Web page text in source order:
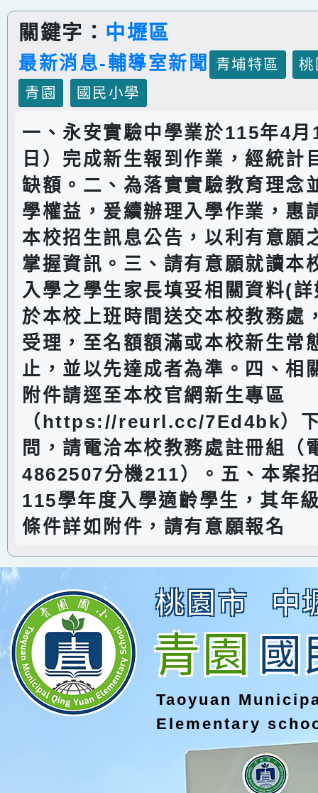
關鍵字： 中壢區
最新消息-輔導室新聞 青埔特區
青園
國民小學
一、永安實驗中學業於115年4
日）完成新生報到作業，經統計
缺額。二、為落實實驗教育理念
學權益，爰續辦理入學作業，惠
本校招生訊息公告，以利有意願
掌握資訊。三、請有意願就讀本
入學之學生家長填妥相關資料(
於本校上班時間送交本校教務處
受理，至名額額滿或本校新生常
止，並以先達成者為準。四、相
附件請逕至本校官網新生專區
（https://reurl.cc/7Ed4bk）
問，請電洽本校教務處註冊組（
4862507分機211）。五、本案
115學年度入學適齡學生，其年
條件詳如附件，請有意願報名
桃園市 中
青園國
Taoyuan
Elementary